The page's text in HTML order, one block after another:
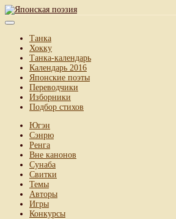
Танка
Хокку
Танка-календарь
Календарь 2016
Японские поэты
Переводчики
Изборники
Подбор стихов
Югэн
Сэнрю
Ренга
Вне канонов
Сунаба
Свитки
Темы
Авторы
Игры
Конкурсы